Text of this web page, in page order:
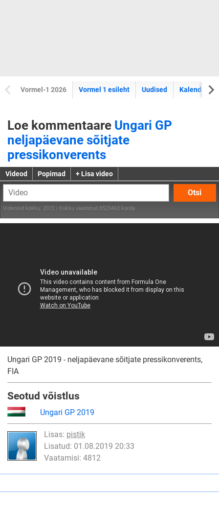
Vormel-1 2026 Vormel 1 esileht Uudised Kalender
Loe kommentaare Ungari GP
neljapäevane sõitjate
pressikonverents
Videod Popimad + Lisa video
Otsi
Videosid kokku: 2072 | Kokku vaadatud 8523463 korda
Ungari GP 2019 - neljapäevane sõitjate pressikonverents,
FIA
Seotud võistlus
Ungari GP 2019
Lisas: pistik
Lisatud: 01.08.2019 20:33
Vaatamisi: 4812